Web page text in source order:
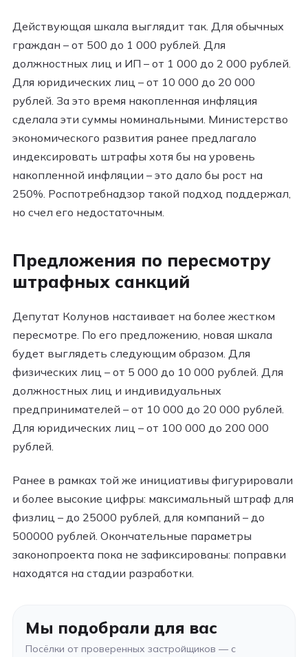
Действующая шкала выглядит так. Для обычных
граждан – от 500 до 1 000 рублей. Для
должностных лиц и ИП – от 1 000 до 2 000 рублей.
Для юридических лиц – от 10 000 до 20 000
рублей. За это время накопленная инфляция
сделала эти суммы номинальными. Министерство
экономического развития ранее предлагало
индексировать штрафы хотя бы на уровень
накопленной инфляции – это дало бы рост на
250%. Роспотребнадзор такой подход поддержал,
но счел его недостаточным.
Предложения по пересмотру
штрафных санкций
Депутат Колунов настаивает на более жестком
пересмотре. По его предложению, новая шкала
будет выглядеть следующим образом. Для
физических лиц – от 5 000 до 10 000 рублей. Для
должностных лиц и индивидуальных
предпринимателей – от 10 000 до 20 000 рублей.
Для юридических лиц – от 100 000 до 200 000
рублей.
Ранее в рамках той же инициативы фигурировали
и более высокие цифры: максимальный штраф для
физлиц – до 25000 рублей, для компаний – до
500000 рублей. Окончательные параметры
законопроекта пока не зафиксированы: поправки
находятся на стадии разработки.
Мы подобрали для вас
Посёлки от проверенных застройщиков — с